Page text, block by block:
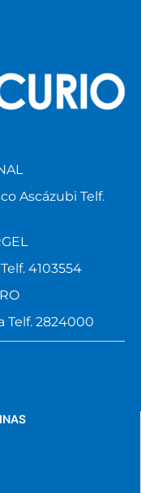
Ascázubi Telf.
4103554
Telf. 2824000